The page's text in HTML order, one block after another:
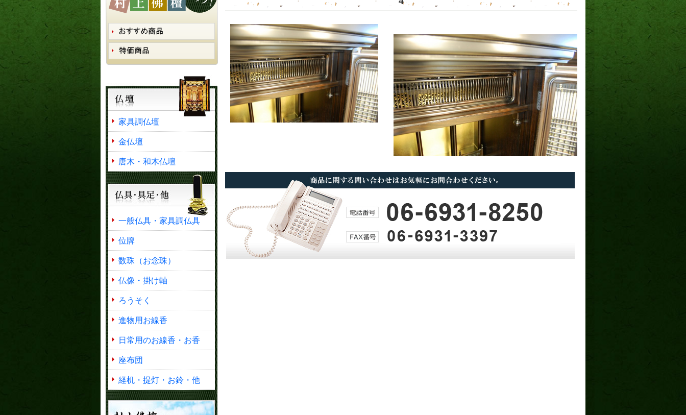
家具調仏壇
金仏壇
唐木・和木仏壇
一般仏具・家具調仏具
位牌
数珠（お念珠）
仏像・掛け軸
ろうそく
進物用お線香
日常用のお線香・お香
座布団
経机・提灯・お鈴・他